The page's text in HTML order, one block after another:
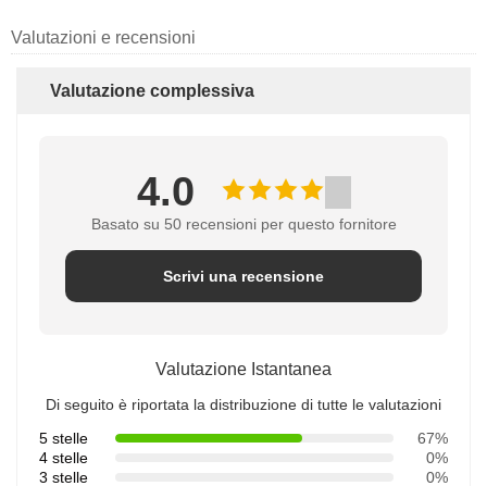
Valutazioni e recensioni
Valutazione complessiva
4.0
Basato su 50 recensioni per questo fornitore
Scrivi una recensione
Valutazione Istantanea
Di seguito è riportata la distribuzione di tutte le valutazioni
5 stelle
67%
4 stelle
0%
3 stelle
0%